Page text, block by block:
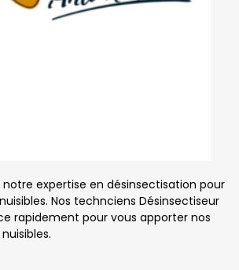
expertise en désinsectisation pour
Nos technciens Désinsectiseur
rapidement pour vous apporter nos